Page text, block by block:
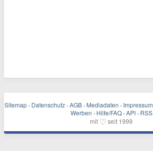
Sitemap · Datenschutz · AGB · Mediadaten · Impressum
Werben · Hilfe/FAQ · API · RSS
mit ♡ seit 1999